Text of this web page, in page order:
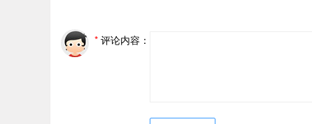
* 评论内容：